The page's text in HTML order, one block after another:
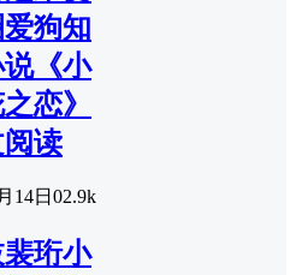
狗知
《小
恋》
读
14日 02.9k
珩小